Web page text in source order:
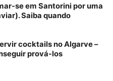
se em Santorini por uma
Saiba quando
cocktails no Algarve –
prová-los